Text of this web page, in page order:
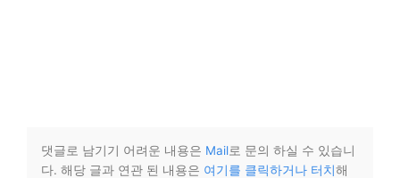
댓글로 남기기 어려운 내용은 Mail로 문의 하실 수 있습니
다. 해당 글과 연관 된 내용은 여기를 클릭하거나 터치해